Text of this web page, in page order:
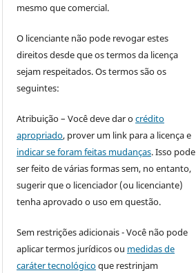
mesmo que comercial.
O licenciante não pode revogar estes
direitos desde que os termos da licença
sejam respeitados. Os termos são os
seguintes:
Atribuição – Você deve dar ocrédito
apropriado, prover um link para a licença e
indicar se foram feitas mudanças. Isso pode
ser feito de várias formas sem, no entanto,
sugerir que o licenciador (ou licenciante)
tenha aprovado o uso em questão.
Sem restrições adicionais - Você não pode
aplicar termos jurídicos ou medidas de
caráter tecnológicoque restrinjam